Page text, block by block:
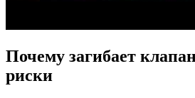
Почему загибает
риски